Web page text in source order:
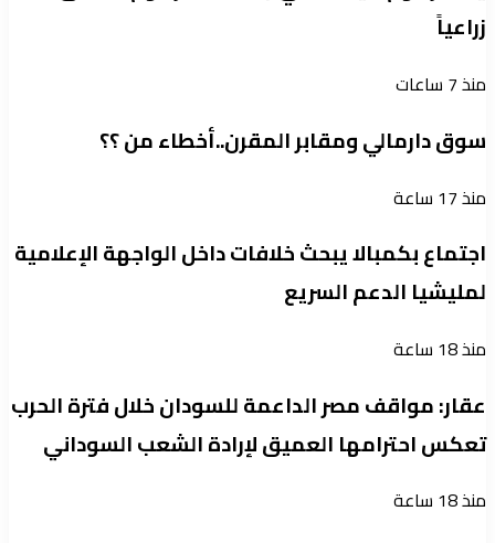
زراعياً
منذ 7 ساعات
سوق دارمالي ومقابر المقرن..أخطاء من ؟؟
منذ 17 ساعة
اجتماع بكمبالا يبحث خلافات داخل الواجهة الإعلامية
لمليشيا الدعم السريع
منذ 18 ساعة
عقار: مواقف مصر الداعمة للسودان خلال فترة الحرب
تعكس احترامها العميق لإرادة الشعب السوداني
منذ 18 ساعة